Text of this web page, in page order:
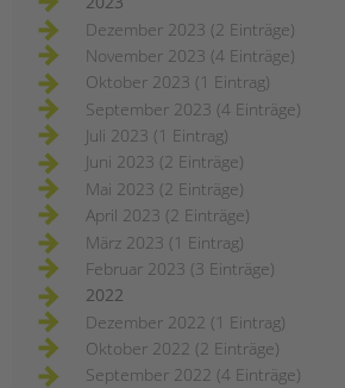
Dezember 2023 (2 Einträge)
November 2023 (4 Einträge)
Oktober 2023 (1 Eintrag)
September 2023 (4 Einträge)
Juli 2023 (1 Eintrag)
Juni 2023 (2 Einträge)
Mai 2023 (2 Einträge)
April 2023 (2 Einträge)
März 2023 (1 Eintrag)
Februar 2023 (3 Einträge)
2022
Dezember 2022 (1 Eintrag)
Oktober 2022 (2 Einträge)
September 2022 (4 Einträge)